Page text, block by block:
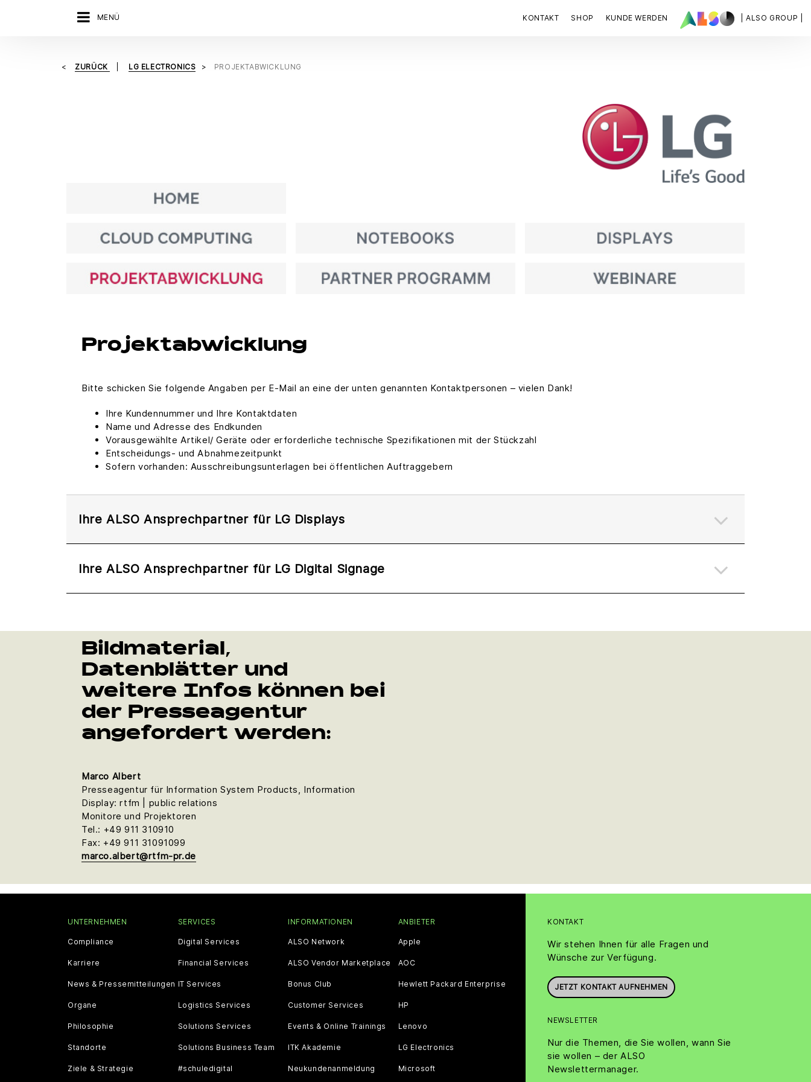
MENÜ | ALSO GROUP |
KONTAKT SHOP KUNDE WERDEN
ZURÜCK LG ELECTRONICS PROJEKTABWICKLUNG
Projektabwicklung
Bitte schicken Sie folgende Angaben per E-Mail an eine der unten genannten Kontaktpersonen – vielen Dank!
Ihre Kundennummer und Ihre Kontaktdaten
Name und Adresse des Endkunden
Vorausgewählte Artikel/ Geräte oder erforderliche technische Spezifikationen mit der Stückzahl
Entscheidungs- und Abnahmezeitpunkt
Sofern vorhanden: Ausschreibungsunterlagen bei öffentlichen Auftraggebern
Ihre ALSO Ansprechpartner für LG Displays
Ihre ALSO Ansprechpartner für LG Digital Signage
Bildmaterial,
Datenblätter und
weitere Infos können bei
der Presseagentur
angefordert werden:
Marco Albert
Presseagentur für Information System Products, Information
Display: rtfm | public relations
Monitore und Projektoren
Tel.: +49 911 310910
Fax: +49 911 31091099
marco.albert@rtfm-pr.de
KONTAKT
Wir stehen Ihnen für alle Fragen und
Wünsche zur Verfügung.
JETZT KONTAKT AUFNEHMEN
NEWSLETTER
Nur die Themen, die Sie wollen, wann Sie
sie wollen – der ALSO
Newslettermanager.
UNTERNEHMEN
Compliance
Karriere
News & Pressemitteilungen
Organe
Philosophie
Standorte
Ziele & Strategie
SERVICES
Digital Services
Financial Services
IT Services
Logistics Services
Solutions Services
Solutions Business Team
#schuledigital
INFORMATIONEN
ALSO Network
ALSO Vendor Marketplace
Bonus Club
Customer Services
Events & Online Trainings
ITK Akademie
Neukundenanmeldung
ANBIETER
Apple
AOC
Hewlett Packard Enterprise
HP
Lenovo
LG Electronics
Microsoft